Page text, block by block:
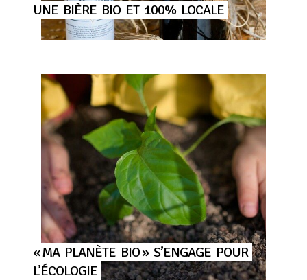
UNE BIÈRE BIO ET 100% LOCALE
« MA PLANÈTE BIO » S’ENGAGE POUR
L’ÉCOLOGIE